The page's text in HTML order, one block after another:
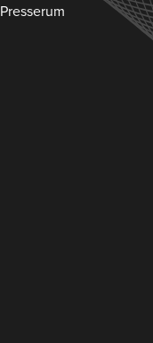
Presserum